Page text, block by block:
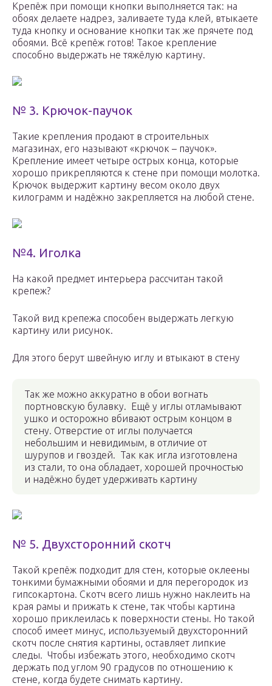
Крепёж при помощи кнопки выполняется так: на
обоях делаете надрез, заливаете туда клей, втыкаете
туда кнопку и основание кнопки так же прячете под
обоями. Всё крепёж готов! Такое крепление
способно выдержать не тяжёлую картину.
№ 3. Крючок-паучок
Такие крепления продают в строительных
магазинах, его называют «крючок – паучок».
Крепление имеет четыре острых конца, которые
хорошо прикрепляются к стене при помощи молотка.
Крючок выдержит картину весом около двух
килограмм и надёжно закрепляется на любой стене.
№4. Иголка
На какой предмет интерьера рассчитан такой
крепеж?
Такой вид крепежа способен выдержать легкую
картину или рисунок.
Для этого берут швейную иглу и втыкают в стену
Так же можно аккуратно в обои вогнать
портновскую булавку. Ещё у иглы отламывают
ушко и осторожно вбивают острым концом в
стену. Отверстие от иглы получается
небольшим и невидимым, в отличие от
шурупов и гвоздей. Так как игла изготовлена
из стали, то она обладает, хорошей прочностью
и надёжно будет удерживать картину
№ 5. Двухсторонний скотч
Такой крепёж подходит для стен, которые оклеены
тонкими бумажными обоями и для перегородок из
гипсокартона. Скотч всего лишь нужно наклеить на
края рамы и прижать к стене, так чтобы картина
хорошо приклеилась к поверхности стены. Но такой
способ имеет минус, используемый двухсторонний
скотч после снятия картины, оставляет липкие
следы. Чтобы избежать этого, необходимо скотч
держать под углом 90 градусов по отношению к
стене, когда будете снимать картину.